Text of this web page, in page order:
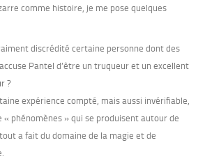
comme histoire, je me pose quelques
discrédité certaine personne dont des
Pantel d’être un truqueur et un excellent
?
expérience compté, mais aussi invérifiable,
« phénomènes » qui se produisent autour de
a fait du domaine de la magie et de